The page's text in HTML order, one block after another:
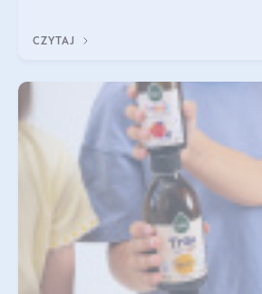
bardziej biodostępny
CZYTAJ